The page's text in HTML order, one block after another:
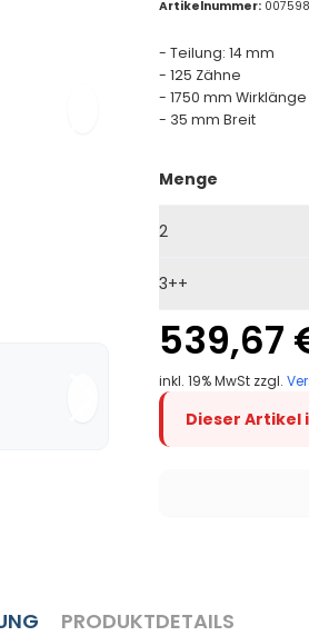
Artikelnummer:
- Teilung: 14 mm
- 125 Zähne
- 1750 mm Wirklänge
- 35 mm Breit
Menge
2
3++
539,67
inkl. 19% MwSt zzgl.
Dieser
PRODUKTDETAILS